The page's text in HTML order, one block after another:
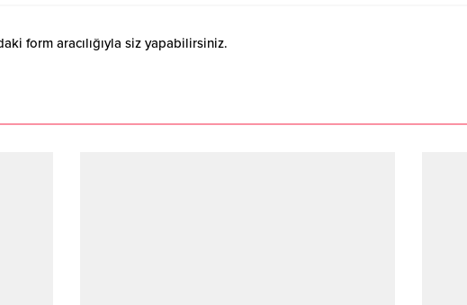
form aracılığıyla siz yapabilirsiniz.